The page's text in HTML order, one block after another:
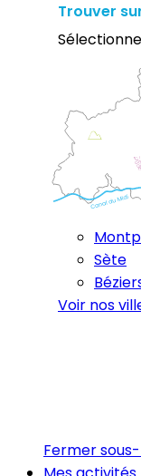
Trouver
Sète
Voir nos
Fermer